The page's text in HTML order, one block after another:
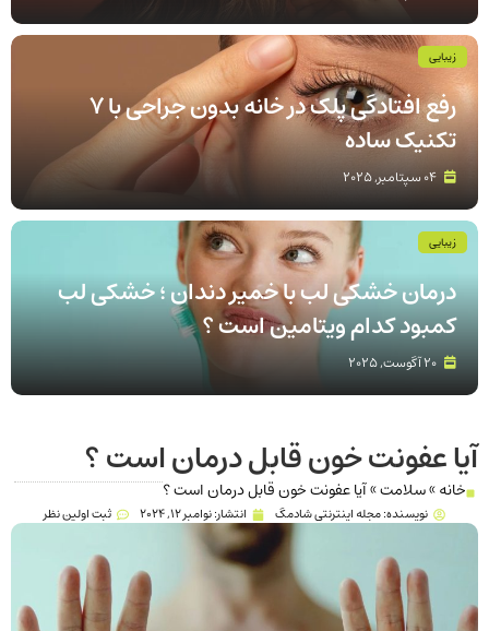
رفع افتادگی پلک در خانه بدون جراحی با 7
تکنیک ساده
زیبایی
درمان خشکی لب با خمیر دندان ؛ خشکی لب
کمبود کدام ویتامین است ؟
زیبایی
آیا عفونت خون قابل درمان است ؟
خانه»سلامت»آیا عفونت خون قابل درمان است ؟
نویسنده:مجله اینترنتی شادمگ انتشار:نوامبر 12, 2024 ثبت اولین نظر